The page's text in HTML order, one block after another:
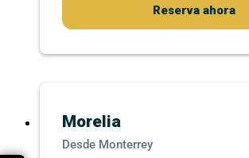
Reserva ahora
Morelia
Monterrey